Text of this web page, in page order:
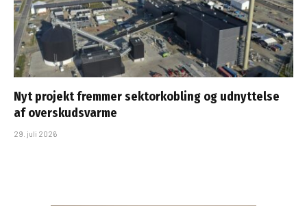
Nyt projekt fremmer sektorkobling og udnyttelse
af overskudsvarme
29. juli 2026